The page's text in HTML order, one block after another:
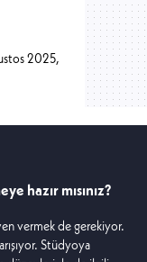
2025,
hazır mısınız?
vermek de gerekiyor.
Stüdyoya